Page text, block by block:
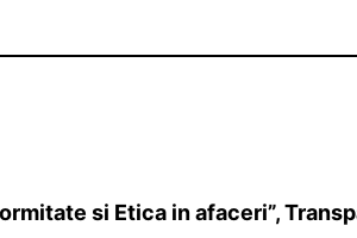
si Etica in afaceri”,